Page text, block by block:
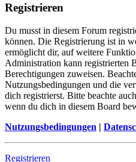
Registrieren
Du musst in diesem Forum
können. Die Registrierung ist in
ermöglicht dir, auf weitere
Administration kann registrierten
Berechtigungen zuweisen.
Nutzungsbedingungen und die
dich registrierst. Bitte beachte
wenn du dich in diesem Board
Nutzungsbedingungen |
Registrieren